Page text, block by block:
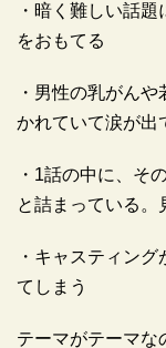
・暗く難しい話
をおもてる
・男性の乳がん
かれていて涙が出
・1話の中に、そ
と詰まっている。
・キャスティン
てしまう
テーマがテーマな